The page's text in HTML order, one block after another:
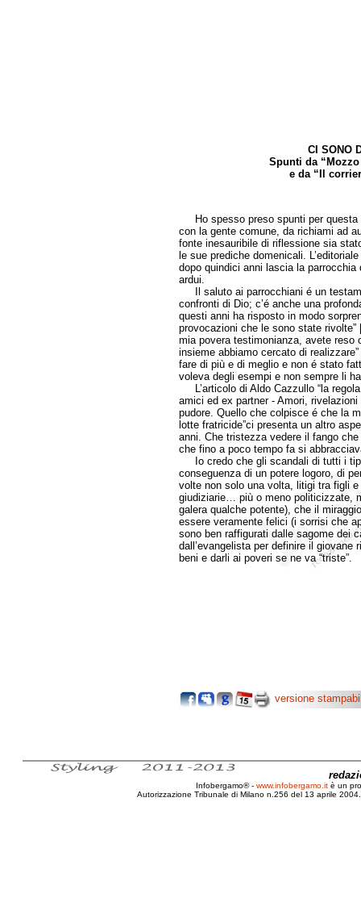
CI SONO
Spunti da
e da “Il
Ho spesso preso spunti per questa
con la gente comune, da richiami ad
fonte inesauribile di riflessione sia
le sue prediche domenicali.
dopo quindici anni lascia la
ardui.
Il saluto ai parrocchiani é un
confronti di Dio; c’é anche una
questi anni ha risposto in modo
provocazioni che le sono state
mia povera testimonianza, avete reso
insieme abbiamo cercato di
fare di più e di meglio e non é stato
voleva degli esempi e non sempre li
L’articolo di Aldo Cazzullo “la
amici ed ex partner - Amori,
pudore. Quello che colpisce é che la
lotte fratricide”ci presenta un altro
anni. Che tristezza vedere il fango
che fino a poco tempo fa si
Io credo che gli scandali di tutti i
conseguenza di un potere logoro, di
volte non solo una volta, litigi tra figli
giudiziarie… più o meno politicizzate,
galera qualche potente), che il
essere veramente felici (i sorrisi che
sono ben raffigurati dalle sagome dei
dall’evangelista per definire il giovane
beni e darli ai poveri se ne va “triste”.
versione
Infobergamo® - www.infobergamo.it è un
Autorizzazione Tribunale di Milano n.256 del 13 aprile